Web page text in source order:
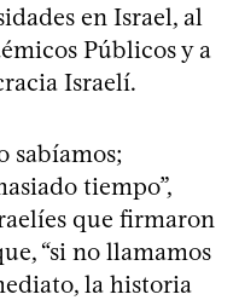
en Israel, al
Públicos y a
Israelí.
sabíamos;
tiempo”,
que firmaron
“si no llamamos
la historia